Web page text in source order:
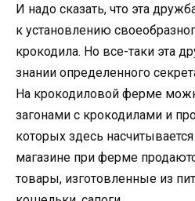
И надо сказать, что эта
к установлению
крокодила. Но все-таки эта
знании определенного
На крокодиловой ферме
загонами с крокодилами и
которых здесь
магазине при ферме
товары, изготовленные из